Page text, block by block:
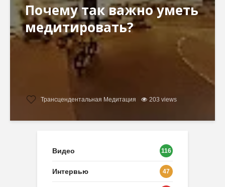
Почему так важно уметь
медитировать?
Трансцендентальная Медитация 203 views
Видео 116
Интервью 47